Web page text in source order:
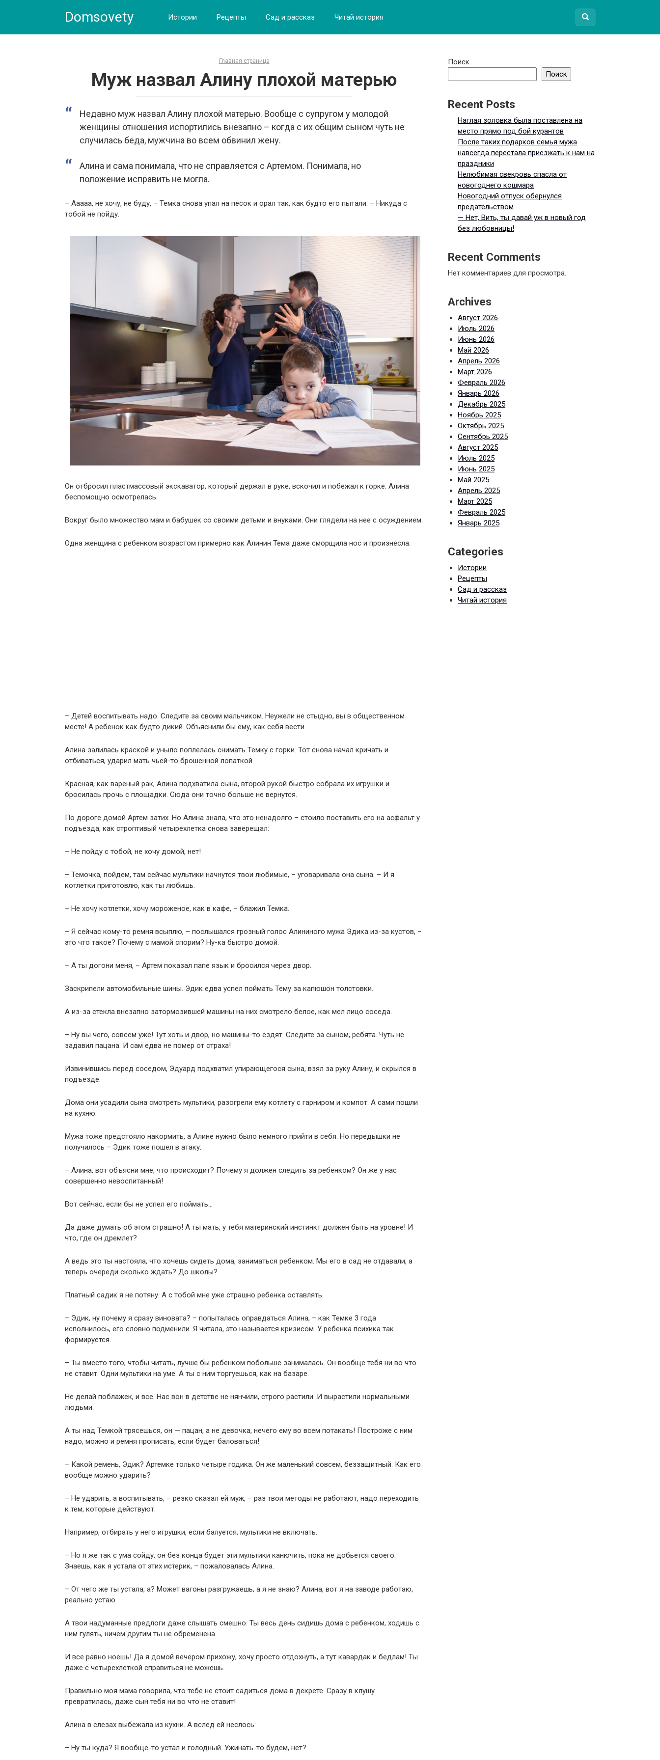
Domsovety Истории Рецепты Сад и рассказ Читай история
Главная страница
Муж назвал Алину плохой матерью
Недавно муж назвал Алину плохой матерью. Вообще с супругом у молодой
женщины отношения испортились внезапно – когда с их общим сыном чуть не
случилась беда, мужчина во всем обвинил жену.
Алина и сама понимала, что не справляется с Артемом. Понимала, но
положение исправить не могла.
– Ааааа, не хочу, не буду, – Темка снова упал на песок и орал так, как будто его пытали. – Никуда с
тобой не пойду.
Он отбросил пластмассовый экскаватор, который держал в руке, вскочил и побежал к горке. Алина
беспомощно осмотрелась.
Вокруг было множество мам и бабушек со своими детьми и внуками. Они глядели на нее с осуждением.
Одна женщина с ребенком возрастом примерно как Алинин Тема даже сморщила нос и произнесла:
– Детей воспитывать надо. Следите за своим мальчиком. Неужели не стыдно, вы в общественном
месте! А ребенок как будто дикий. Объяснили бы ему, как себя вести.
Алина залилась краской и уныло поплелась снимать Темку с горки. Тот снова начал кричать и
отбиваться, ударил мать чьей-то брошенной лопаткой.
Красная, как вареный рак, Алина подхватила сына, второй рукой быстро собрала их игрушки и
бросилась прочь с площадки. Сюда они точно больше не вернутся.
По дороге домой Артем затих. Но Алина знала, что это ненадолго – cтоило поставить его на асфальт у
подъезда, как строптивый четырехлетка снова заверещал:
– Не пойду с тобой, не хочу домой, нет!
– Темочка, пойдем, там сейчас мультики начнутся твои любимые, – уговаривала она сына. – И я
котлетки приготовлю, как ты любишь.
– Не хочу котлетки, хочу мороженое, как в кафе, – блажил Темка.
– Я сейчас кому-то ремня всыплю, – послышался грозный голос Алининого мужа Эдика из-за кустов, –
это что такое? Почему с мамой спорим? Ну-ка быстро домой.
– А ты догони меня, – Артем показал папе язык и бросился через двор.
Заскрипели автомобильные шины. Эдик едва успел поймать Тему за капюшон толстовки.
А из-за стекла внезапно затормозившей машины на них смотрело белое, как мел лицо соседа.
– Ну вы чего, совсем уже! Тут хоть и двор, но машины-то ездят. Следите за сыном, ребята. Чуть не
задавил пацана. И сам едва не помер от страха!
Извинившись перед соседом, Эдуард подхватил упирающегося сына, взял за руку Алину, и скрылся в
подъезде.
Дома они усадили сына смотреть мультики, разогрели ему котлету с гарниром и компот. А сами пошли
на кухню.
Мужа тоже предстояло накормить, а Алине нужно было немного прийти в себя. Но передышки не
получилось – Эдик тоже пошел в атаку:
– Алина, вот объясни мне, что происходит? Почему я должен следить за ребенком? Он же у нас
совершенно невоспитанный!
Вот сейчас, если бы не успел его поймать…
Да даже думать об этом страшно! А ты мать, у тебя материнский инстинкт должен быть на уровне! И
что, где он дремлет?
А ведь это ты настояла, что хочешь сидеть дома, заниматься ребенком. Мы его в сад не отдавали, а
теперь очереди сколько ждать? До школы?
Платный садик я не потяну. А с тобой мне уже страшно ребенка оставлять.
– Эдик, ну почему я сразу виновата? – попыталась оправдаться Алина, – как Темке 3 года
исполнилось, его словно подменили. Я читала, это называется кризисом. У ребенка психика так
формируется.
– Ты вместо того, чтобы читать, лучше бы ребенком побольше занималась. Он вообще тебя ни во что
не ставит. Одни мультики на уме. А ты с ним торгуешься, как на базаре.
Не делай поблажек, и все. Нас вон в детстве не нянчили, строго растили. И вырастили нормальными
людьми.
А ты над Темкой трясешься, он — пацан, а не девочка, нечего ему во всем потакать! Построже с ним
надо, можно и ремня прописать, если будет баловаться!
– Какой ремень, Эдик? Артемке только четыре годика. Он же маленький совсем, беззащитный. Как его
вообще можно ударить?
– Не ударить, а воспитывать, – резко сказал ей муж, – раз твои методы не работают, надо переходить
к тем, которые действуют.
Например, отбирать у него игрушки, если балуется, мультики не включать.
– Но я же так с ума сойду, он без конца будет эти мультики канючить, пока не добьется своего.
Знаешь, как я устала от этих истерик, – пожаловалась Алина.
– От чего же ты устала, а? Может вагоны разгружаешь, а я не знаю? Алина, вот я на заводе работаю,
реально устаю.
А твои надуманные предлоги даже слышать смешно. Ты весь день сидишь дома с ребенком, ходишь с
ним гулять, ничем другим ты не обременена.
И все равно ноешь! Да я домой вечером прихожу, хочу просто отдохнуть, а тут кавардак и бедлам! Ты
даже с четырехлеткой справиться не можешь.
Правильно моя мама говорила, что тебе не стоит садиться дома в декрете. Сразу в клушу
превратилась, даже сын тебя ни во что не ставит!
Алина в слезах выбежала из кухни. А вслед ей неслось:
– Ну ты куда? Я вообще-то устал и голодный. Ужинать-то будем, нет?
Поиск
Поиск
Recent Posts
Наглая золовка была поставлена на
место прямо под бой курантов
После таких подарков семья мужа
навсегда перестала приезжать к нам на
праздники
Нелюбимая свекровь спасла от
новогоднего кошмара
Новогодний отпуск обернулся
предательством
— Нет, Вить, ты давай уж в новый год
без любовницы!
Recent Comments
Нет комментариев для просмотра.
Archives
Август 2026
Июль 2026
Июнь 2026
Май 2026
Апрель 2026
Март 2026
Февраль 2026
Январь 2026
Декабрь 2025
Ноябрь 2025
Октябрь 2025
Сентябрь 2025
Август 2025
Июль 2025
Июнь 2025
Май 2025
Апрель 2025
Март 2025
Февраль 2025
Январь 2025
Categories
Истории
Рецепты
Сад и рассказ
Читай история